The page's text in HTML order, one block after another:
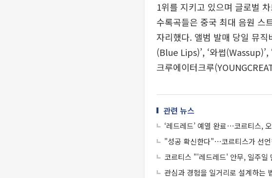
1위를 지키고 있으며 글로벌
수록곡들은 중국 최대 음원 스
자리했다. 앨범 발매 당일 뮤직
(Blue Lips)’, ‘와썹(Wassup)’,
크루에이터크루
관련 뉴스
‘레드레드’ 예열 완료⋯코르티스,
"성공 확신한다"⋯코르티스가 선
코르티스 "'레드레드' 안무, 일주
관심과 경험을 일거리로 설계하는